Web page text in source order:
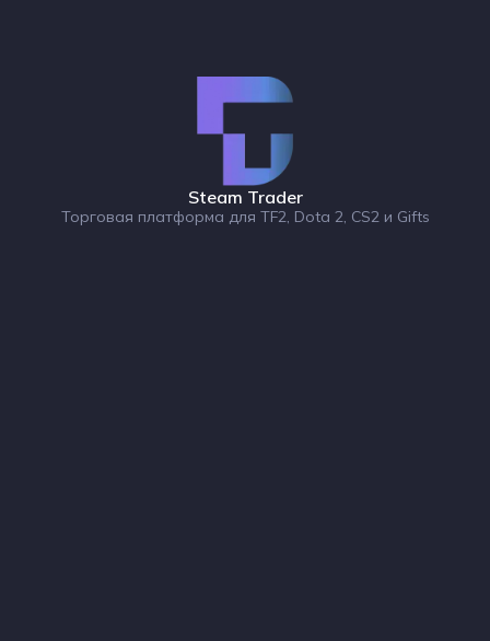
Steam Trader
Торговая платформа для TF2, Dota 2, CS2 и Gifts